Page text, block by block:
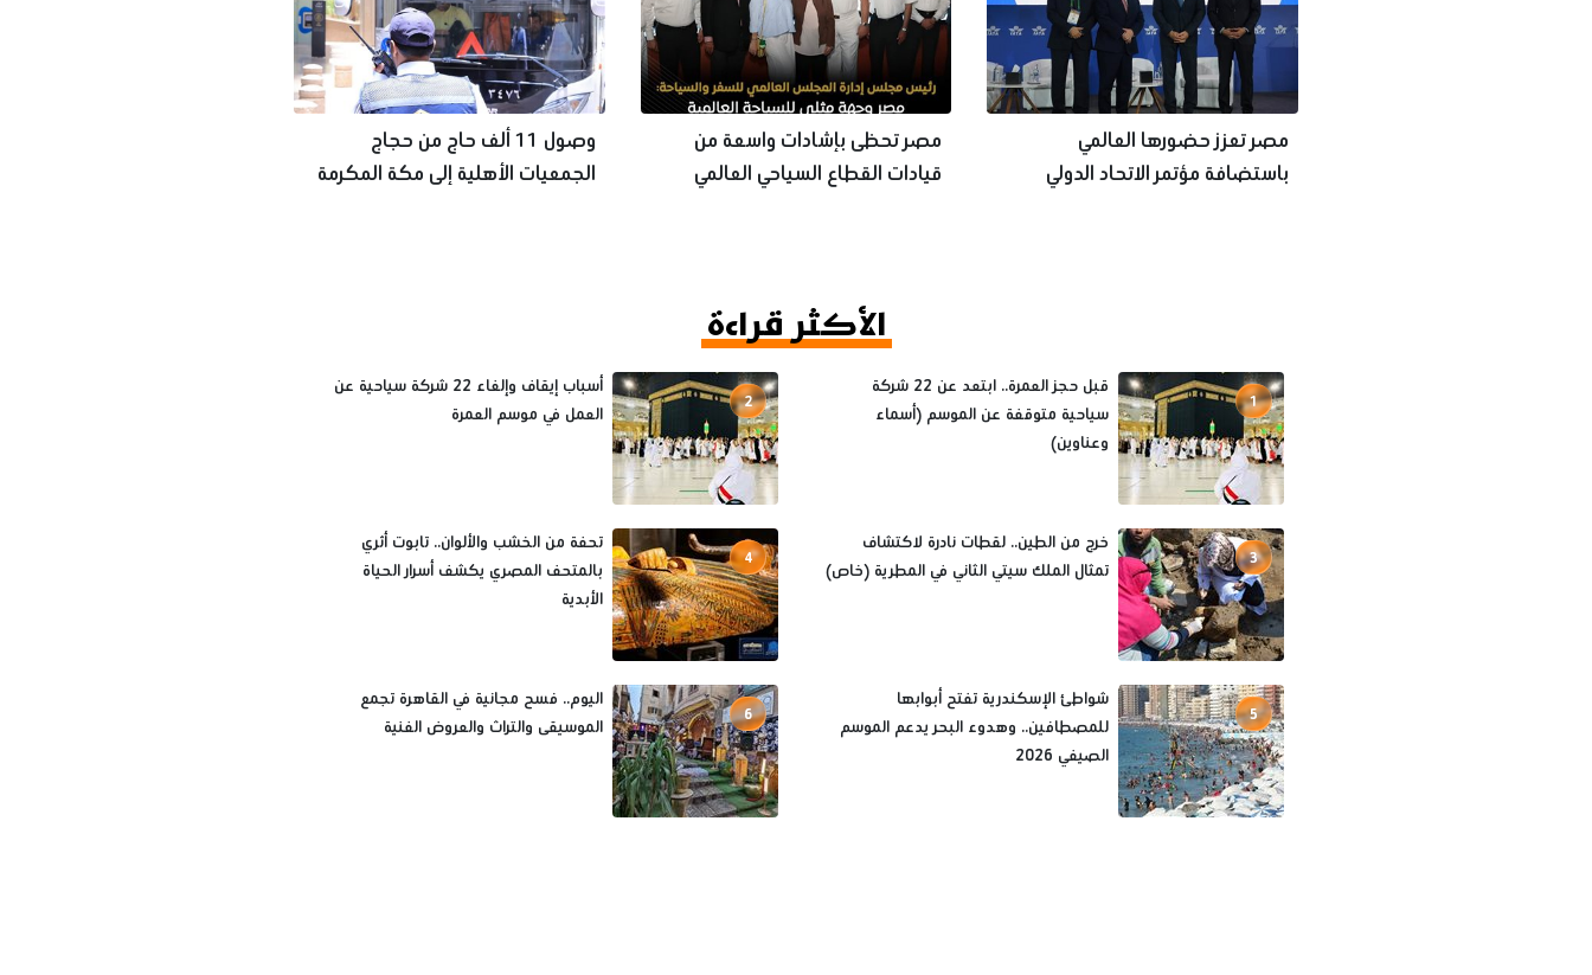
مصر تعزز حضورها العالمي
باستضافة مؤتمر الاتحاد الدولي
مصر تحظى بإشادات واسعة من
قيادات القطاع السياحي العالمي
وصول 11 ألف حاج من حجاج
الجمعيات الأهلية إلى مكة المكرمة
الأكثر قراءة
1
قبل حجز العمرة.. ابتعد عن 22 شركة
سياحية متوقفة عن الموسم (أسماء
وعناوين)
2
أسباب إيقاف وإلغاء 22 شركة سياحية عن
العمل في موسم العمرة
3
خرج من الطين.. لقطات نادرة لاكتشاف
تمثال الملك سيتي الثاني في المطرية (خاص)
4
تحفة من الخشب والألوان.. تابوت أثري
بالمتحف المصري يكشف أسرار الحياة
الأبدية
5
شواطئ الإسكندرية تفتح أبوابها
للمصطافين.. وهدوء البحر يدعم الموسم
الصيفي 2026
6
اليوم.. فسح مجانية في القاهرة تجمع
الموسيقى والتراث والعروض الفنية